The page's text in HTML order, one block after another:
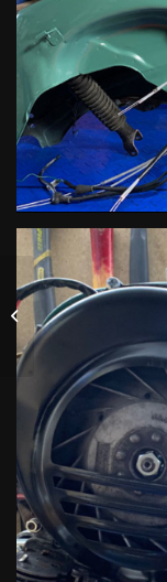
Réparation moteur
d’un Vespa 50